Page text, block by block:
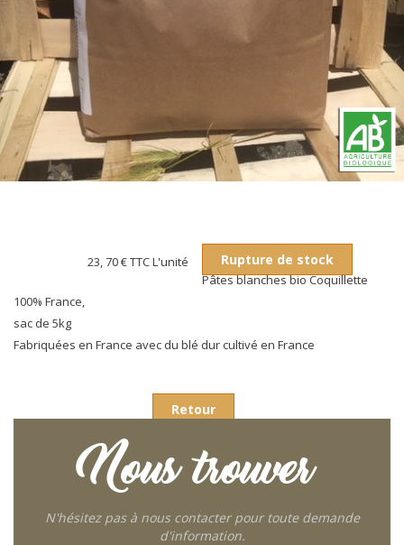
23, 70 €TTC L'unité Rupture de stock
Pâtes blanches bio Coquillette
100% France,
sac de 5kg
Fabriquées en France avec du blé dur cultivé en France
Retour
Nous trouver
N'hésitez pas à nous contacter pour toute demande
d'information.